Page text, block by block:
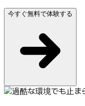
今すぐ無料で体験する